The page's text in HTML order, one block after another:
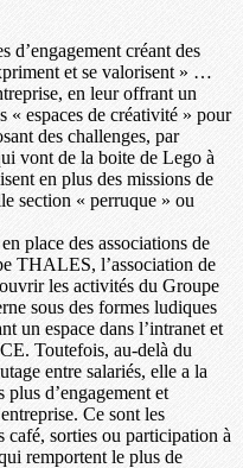
créant des
et se valorisent » …
en leur offrant un
« espaces de créativité » pour
des challenges, par
vont de la boite de Lego à
en plus des missions de
section « perruque » ou
place des associations de
THALES, l’association de
les activités du Groupe
sous des formes ludiques
un espace dans l’intranet et
Toutefois, au-delà du
entre salariés, elle a la
plus d’engagement et
Ce sont les
sorties ou participation à
remportent le plus de